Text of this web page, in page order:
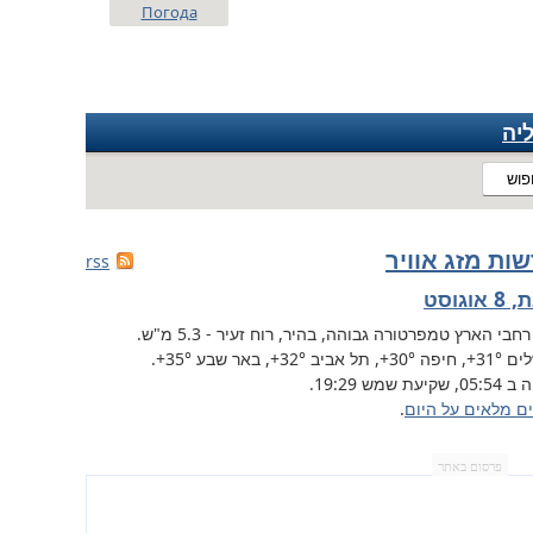
Погода
מזג אוויר rss
הארץ טמפרטורה גבוהה, בהיר, רוח זעיר - 5.3 מ"ש.
+31°, חיפה +30°, תל אביב +32°
, באר שבע +35°
.
שמש 19:29.
מלאים על היום.
פרסום באתר